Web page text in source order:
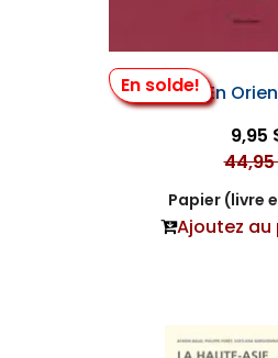
En solde! En
9,95
Papier (livre
Ajoutez au